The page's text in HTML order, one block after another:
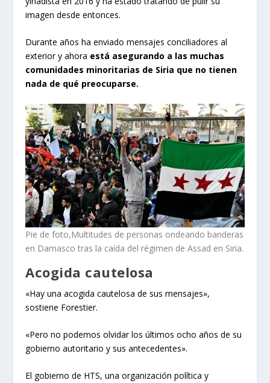
imagen desde entonces.
Durante años ha enviado mensajes conciliadores al
exterior y ahora está asegurando a las muchas
comunidades minoritarias de Siria que no tienen
nada de qué preocuparse.
Pie de foto,Multitudes de personas ondeando banderas
en Damasco tras la caída del régimen de Assad en Siria.
Acogida cautelosa
«Hay una acogida cautelosa de sus mensajes»,
sostiene Forestier.
«Pero no podemos olvidar los últimos ocho años de su
gobierno autoritario y sus antecedentes».
El gobierno de HTS, una organización política y